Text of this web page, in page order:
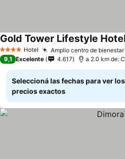
4 EstrellasHotel Amplio centro de bienestar
Gold Tower Lifestyle
9,1 Excelente 4.617 a 2.0 km de:
Seleccioná las fechas para ver los
precios exactos